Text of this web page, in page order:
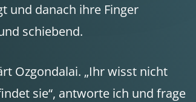
und danach ihre Finger
schiebend.
Ozgondalai. „Ihr wisst nicht
sie“, antworte ich und frage